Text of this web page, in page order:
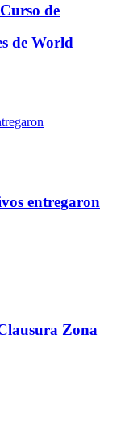
de
de World
entregaron
Zona